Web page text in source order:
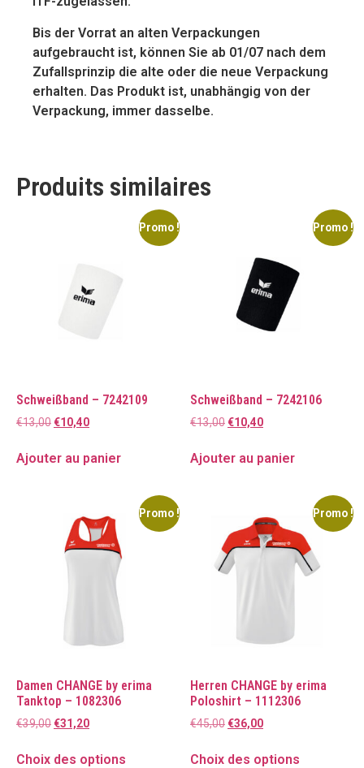
Bis der Vorrat an alten Verpackungen
aufgebraucht ist, können Sie ab 01/07 nach dem
Zufallsprinzip die alte oder die neue Verpackung
erhalten. Das Produkt ist, unabhängig von der
Verpackung, immer dasselbe.
Produits similaires
Promo !
Schweißband – 7242109
€13,00€10,40
Ajouter au panier
Promo !
Schweißband – 7242106
€13,00€10,40
Ajouter au panier
Promo !
Damen CHANGE by erima
Tanktop – 1082306
€39,00€31,20
Choix des options
Promo !
Herren CHANGE by erima
Poloshirt – 1112306
€45,00€36,00
Choix des options